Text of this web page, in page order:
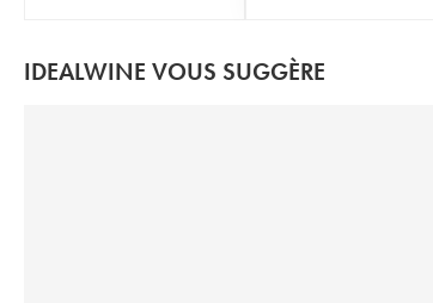
IDEALWINE VOUS SUGGÈRE